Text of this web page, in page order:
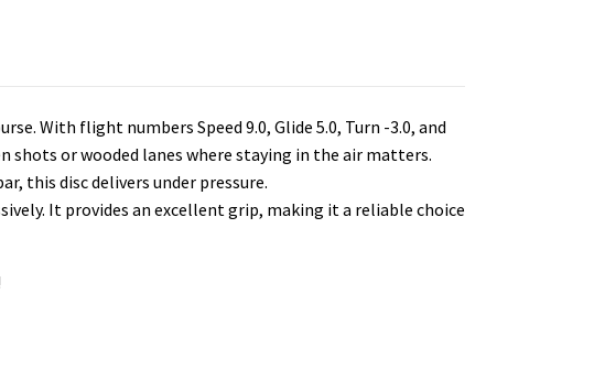
With flight numbers Speed 9.0, Glide 5.0, Turn -3.0, and
shots or wooded lanes where staying in the air matters.
this disc delivers under pressure.
It provides an excellent grip, making it a reliable choice